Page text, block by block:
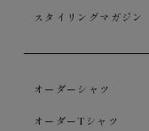
スタイリングマガジン
オーダーシャツ
オーダーTシャツ